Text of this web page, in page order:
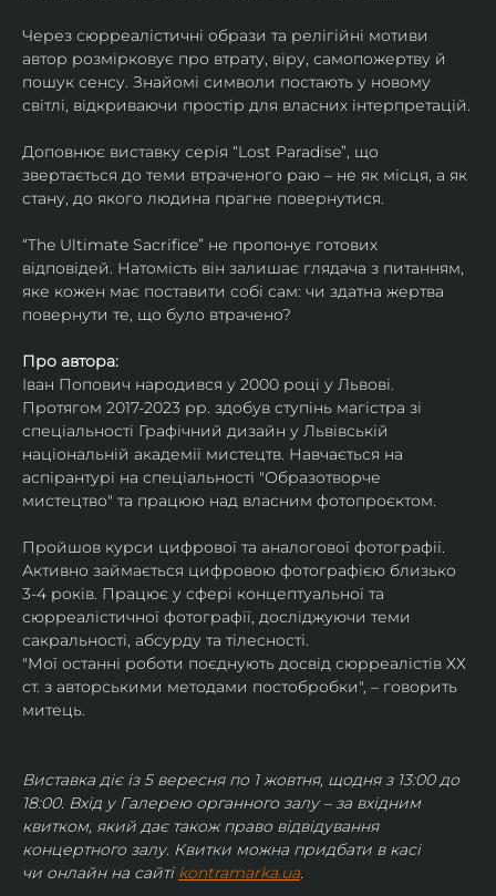
Через сюрреалістичні образи та релігійні мотиви
автор розмірковує про втрату, віру, самопожертву й
пошук сенсу. Знайомі символи постають у новому
світлі, відкриваючи простір для власних інтерпретацій.
Доповнює виставку серія “Lost Paradise”, що
звертається до теми втраченого раю – не як місця, а як
стану, до якого людина прагне повернутися.
“The Ultimate Sacrifice” не пропонує готових
відповідей. Натомість він залишає глядача з питанням,
яке кожен має поставити собі сам: чи здатна жертва
повернути те, що було втрачено?
Про автора:
Іван Попович народився у 2000 році у Львові.
Протягом 2017-2023 рр. здобув ступінь магістра зі
спеціальності Графічний дизайн у Львівській
національній академії мистецтв. Навчається на
аспірантурі на спеціальності "Образотворче
мистецтво" та працюю над власним фотопроєктом.
Пройшов курси цифрової та аналогової фотографії.
Активно займається цифровою фотографією близько
3-4 років. Працює у сфері концептуальної та
сюрреалістичної фотографії, досліджуючи теми
сакральності, абсурду та тілесності.
"Мої останні роботи поєднують досвід сюрреалістів ХХ
ст. з авторськими методами постобробки", – говорить
митець.
Виставка діє із 5 вересня по 1 жовтня, щодня з 13:00 до
18:00. Вхід у Галерею органного залу – за вхідним
квитком, який дає також право відвідування
концертного залу. Квитки можна придбати в касі
чи онлайн на сайті kontramarka.ua.